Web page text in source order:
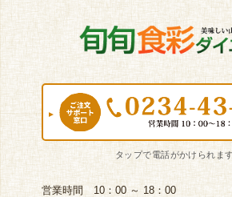
営業時間 10：00 ～ 18：00